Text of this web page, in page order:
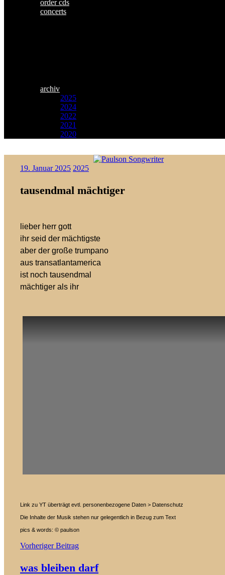
order cds
concerts
archiv
2025
2024
2022
2021
2020
Inhalt
Paulson
19. Januar 2025 2025
tausendmal mächtiger
lieber herr gott
ihr seid der mächtigste
aber der große trumpano
aus transatlantamerica
ist noch tausendmal
mächtiger als ihr
Link zu YT überträgt evtl. personenbezogene Daten > Datenschutz
Die Inhalte der Musik stehen nur gelegentlich in Bezug zum Text
pics & words: © paulson
Beitragsnavigation
Vorheriger Beitrag
was bleiben darf